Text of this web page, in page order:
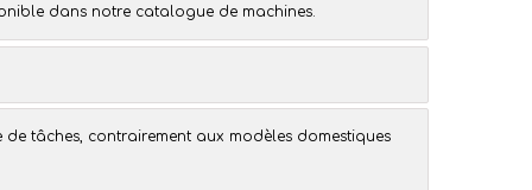
dans notre catalogue de machines.
tâches, contrairement aux modèles domestiques